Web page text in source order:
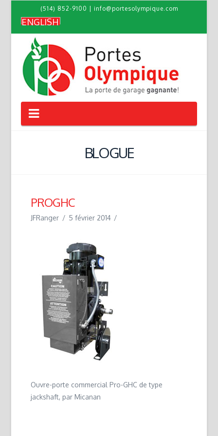
(514) 852-9100 info@portesolympique.com
ENGLISH
Navigation
BLOGUE
PROGHC
JFRanger 5 février 2014
Ouvre-porte commercial Pro-GHC de type
jackshaft, par Micanan